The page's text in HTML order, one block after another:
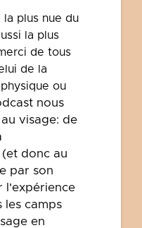
plus nue du
la plus
de tous
de la
ou
nous
visage: de
donc au
par son
l'expérience
les camps
en